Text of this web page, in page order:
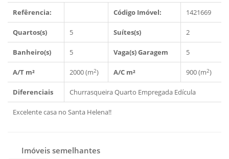
Refêrencia: Código Imóvel: 1421669
Quartos(s) 5 Suítes(s) 2
Banheiro(s) 5 Vaga(s) Garagem 5
A/T m² 2000 (m2) A/C m² 900 (m2)
Diferenciais ChurrasqueiraQuarto Empregada Edícula
Excelente casa no Santa Helena!!
Imóveis semelhantes